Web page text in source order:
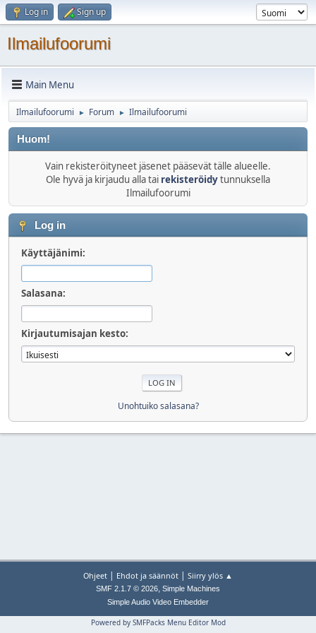
Log in Sign up
Ilmailufoorumi
Main Menu
Ilmailufoorumi ► Forum ► Ilmailufoorumi
Huom!
Vain rekisteröityneet jäsenet pääsevät tälle alueelle.
Ole hyvä ja kirjaudu alla tai rekisteröidytunnuksella
Ilmailufoorumi
Log in
Käyttäjänimi:
Salasana:
Kirjautumisajan kesto:
Unohtuiko salasana?
Ohjeet | Ehdot ja säännöt | Siirry ylös ▲
SMF 2.1.7 © 2026, Simple Machines
Simple Audio Video Embedder
Powered by SMFPacks Menu Editor Mod